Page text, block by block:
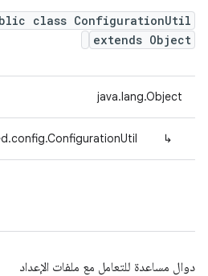
class ConfigurationUtil
extends Object
java.lang.Object
↳
دوال مساعدة للتعامل مع ملفات الإعداد